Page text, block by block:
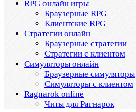
RPG онлайн игры
Браузерные RPG
Клиентские RPG
Стратегии онлайн
Браузерные стратегии
Стратегии с клиентом
Симуляторы онлайн
Браузерные симуляторы
Симуляторы с клиентом
Ragnarok online
Читы для Рагнарок